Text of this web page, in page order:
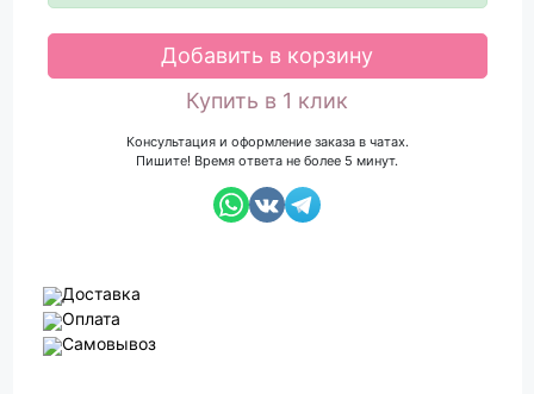
Добавить в корзину
Купить в 1 клик
Консультация и оформление заказа в чатах.
Пишите! Время ответа не более 5 минут.
Доставка
Оплата
Самовывоз